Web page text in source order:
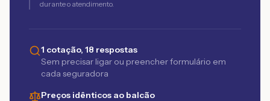
durante o atendimento.
1 cotação, 18 respostas
Sem precisar ligar ou preencher formulário em
cada seguradora
Preços idênticos ao balcão